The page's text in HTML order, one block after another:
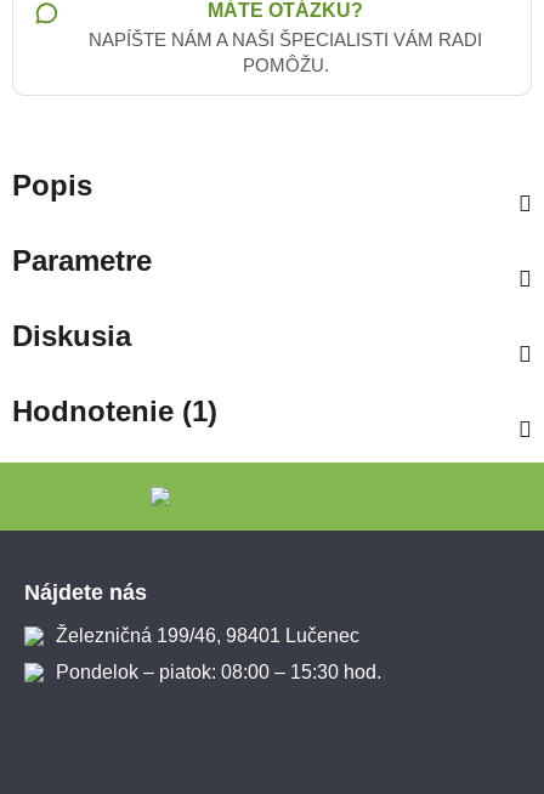
MÁTE OTÁZKU?
NAPÍŠTE NÁM A NAŠI ŠPECIALISTI VÁM RADI
POMÔŽU.
Popis
Parametre
Diskusia
Hodnotenie (1)
Nájdete nás
Železničná 199/46, 98401 Lučenec
Pondelok – piatok: 08:00 – 15:30 hod.